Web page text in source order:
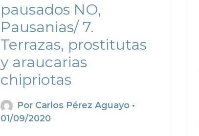
pausados NO,
Pausanias/ 7.
Terrazas, prostitutas
y araucarias
chipriotas
Por Carlos Pérez Aguayo •
01/09/2020